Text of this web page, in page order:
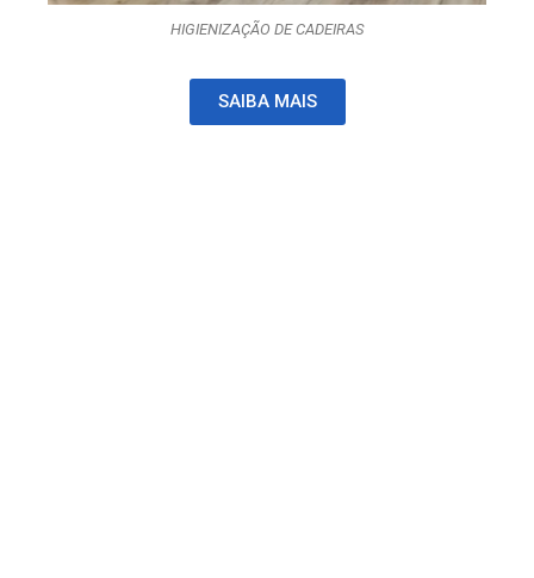
HIGIENIZAÇÃO DE CADEIRAS
SAIBA MAIS